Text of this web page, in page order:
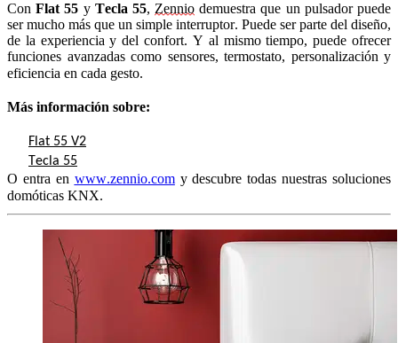
Con Flat 55 y Tecla 55, Zennio demuestra que un pulsador puede
ser mucho más que un simple interruptor. Puede ser parte del diseño,
de la experiencia y del confort. Y al mismo tiempo, puede ofrecer
funciones avanzadas como sensores, termostato, personalización y
eficiencia en cada gesto.
Más información sobre:
Flat 55 V2
Tecla 55
O entra en www.zennio.com y descubre todas nuestras soluciones
domóticas KNX.